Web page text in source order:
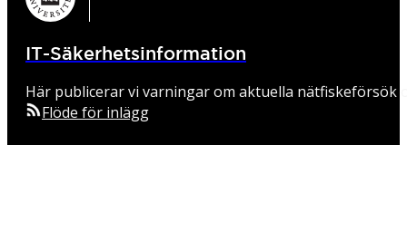
IT-Säkerhetsinformation
Här publicerar vi varningar om aktuella
Flöde för inlägg